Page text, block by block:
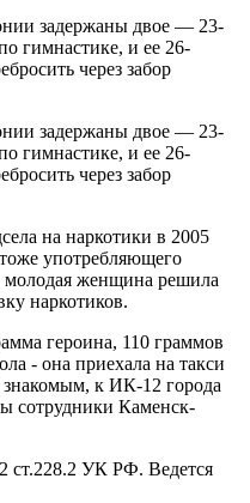
задержаны двое — 23-
гимнастике, и ее 26-
через забор
задержаны двое — 23-
гимнастике, и ее 26-
через забор
на наркотики в 2005
употребляющего
женщина решила
наркотиков.
героина, 110 граммов
- она приехала на такси
к ИК-12 города
сотрудники Каменск-
ст.228.2 УК РФ. Ведется